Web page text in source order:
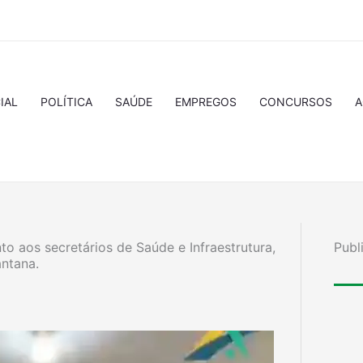
POLÍTICA SAÚDE EMPREGOS CONCURSOS
aos secretários de Saúde e Infraestrutura,